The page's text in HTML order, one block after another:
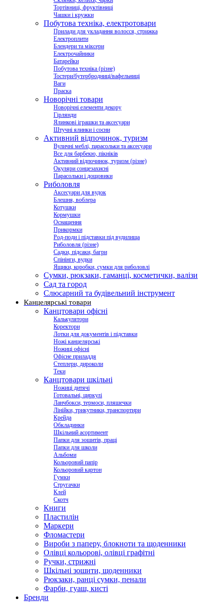
Тортівниці, фруктівниці
Чашки і кружки
Побутова техніка, електротовари
Прилади для укладання волосся, стрижка
Електроплити
Блендери та міксери
Електрочайники
Батарейки
Побутова техніка (різне)
Тостери/бутербродниці/вафельниці
Ваги
Праска
Новорічні товари
Новорічні елементи декору
Гірлянди
Ялинкові іграшки та аксесуари
Штучні ялинки і сосни
Активний відпочинок, туризм
Вуличні меблі, парасольки та аксесуари
Все для барбекю, пікніків
Активний відпочинок, туризм (різне)
Окуляри сонцезахисні
Парасольки і дощовики
Риболовля
Аксесуари для вудок
Блешня, воблера
Котушки
Кормушки
Оснащення
Прикормки
Род-поди і підставки під вудилища
Риболовля (різне)
Садки, підсаки, багри
Спінінги, вудки
Ящики, коробки, сумки для риболовлі
Сумки, рюкзаки, гаманці, косметички, валізи
Сад та город
Слюсарний та будівельний інструмент
Канцелярські товари
Канцтовари офісні
Калькулятори
Коректори
Лотки для документів і підставки
Ножі канцелярські
Ножиці офісні
Офісне приладдя
Степлери, дироколи
Теки
Канцтовари шкільні
Ножиці дитячі
Готовальні, циркулі
Ланчбокси, термоси, пляшечки
Лінійки, трикутники, транспортири
Крейда
Обкладинки
Шкільний асортимент
Папки для зошитів, праці
Папки для школи
Альбоми
Кольоровий папір
Кольоровий картон
Гумки
Стругачки
Клей
Скотч
Книги
Пластилін
Маркери
Фломастери
Вироби з паперу, блокноти та щоденники
Олівці кольорові, олівці графітні
Ручки, стрижні
Шкільні зошити, щоденники
Рюкзаки, ранці сумки, пенали
Фарби, гуаш, кисті
Бренди